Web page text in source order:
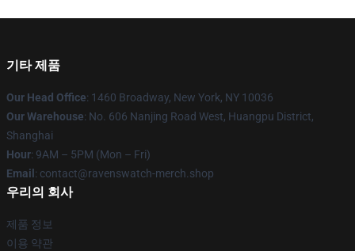
기타 제품
Our Head Office: 1460 Broadway, New York, NY 10036
Our Warehouse: No. 606 Nanjing Road West, Huangpu District,
Shanghai
Hour: 9AM – 5PM (Mon – Fri)
Email : contact@ravenswatch-merch.shop
우리의 회사
제품 정보
이용 약관